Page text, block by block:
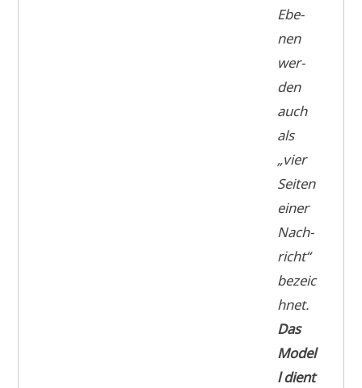
Ebe­
nen
wer­
den
auch
als
„vier
Sei­ten
einer
Nach­
richt“
bezeic
h­net.
Das
Model
l dient